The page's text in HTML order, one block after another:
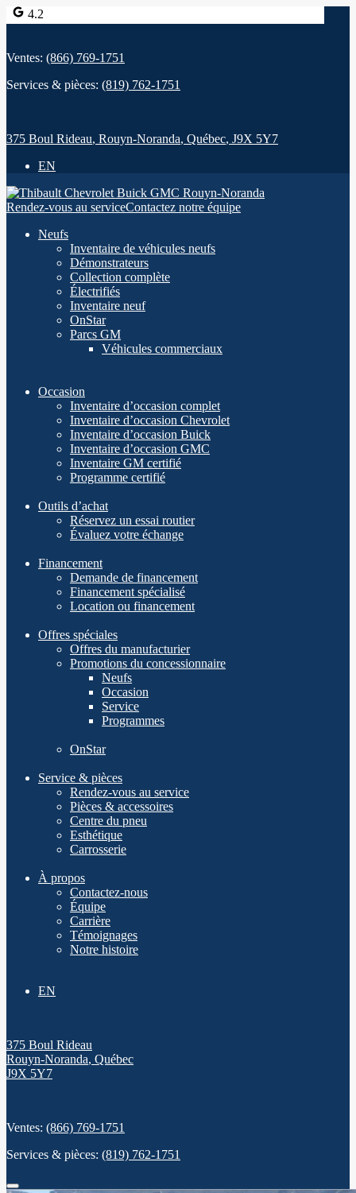
4.2
Ventes: (866) 769-1751
Services & pièces: (819) 762-1751
375 Boul Rideau, Rouyn-Noranda, Québec, J9X 5Y7
EN
Rendez-vous au serviceContactez notre équipe
Neufs
Inventaire de véhicules neufs
Démonstrateurs
Collection complète
Électrifiés
Inventaire neuf
OnStar
Parcs GM
Véhicules commerciaux
Occasion
Inventaire d’occasion complet
Inventaire d’occasion Chevrolet
Inventaire d’occasion Buick
Inventaire d’occasion GMC
Inventaire GM certifié
Programme certifié
Outils d’achat
Réservez un essai routier
Évaluez votre échange
Financement
Demande de financement
Financement spécialisé
Location ou financement
Offres spéciales
Offres du manufacturier
Promotions du concessionnaire
Neufs
Occasion
Service
Programmes
OnStar
Service & pièces
Rendez-vous au service
Pièces & accessoires
Centre du pneu
Esthétique
Carrosserie
À propos
Contactez-nous
Équipe
Carrière
Témoignages
Notre histoire
EN
375 Boul Rideau
Rouyn-Noranda, Québec
J9X 5Y7
Ventes: (866) 769-1751
Services & pièces: (819) 762-1751